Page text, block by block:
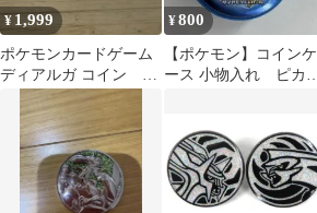
¥ 1,999
ポケモンカードゲーム
ディアルガ コイン シ
ルバークラックドアイ
¥800
【ポケモン】コインケ
ース 小物入れ ピカチ